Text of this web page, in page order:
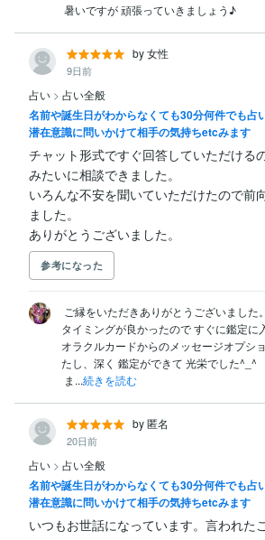
暑いですが 頑張っていきましょう♪
by 女性
9日前
占い > 占い全般
名前や誕生日がわからなくても30分何件でも
潜在意識に問いかけて相手の気持ちetcみます
チャット形式ですぐ回答していただける
みたいに相談できました。
いろんな不安を聞いていただけたので前
ました。
ありがとうございました。
参考になった
タイミングが良かったので すぐに鑑定に
オラクルカードからのメッセージオプシ
たし、深く 鑑定ができて 光栄でした^_^
ま...続きを読む
by 匿名
20日前
占い > 占い全般
名前や誕生日がわからなくても30分何件でも
潜在意識に問いかけて相手の気持ちetcみます
いつもお世話になっています。言われた